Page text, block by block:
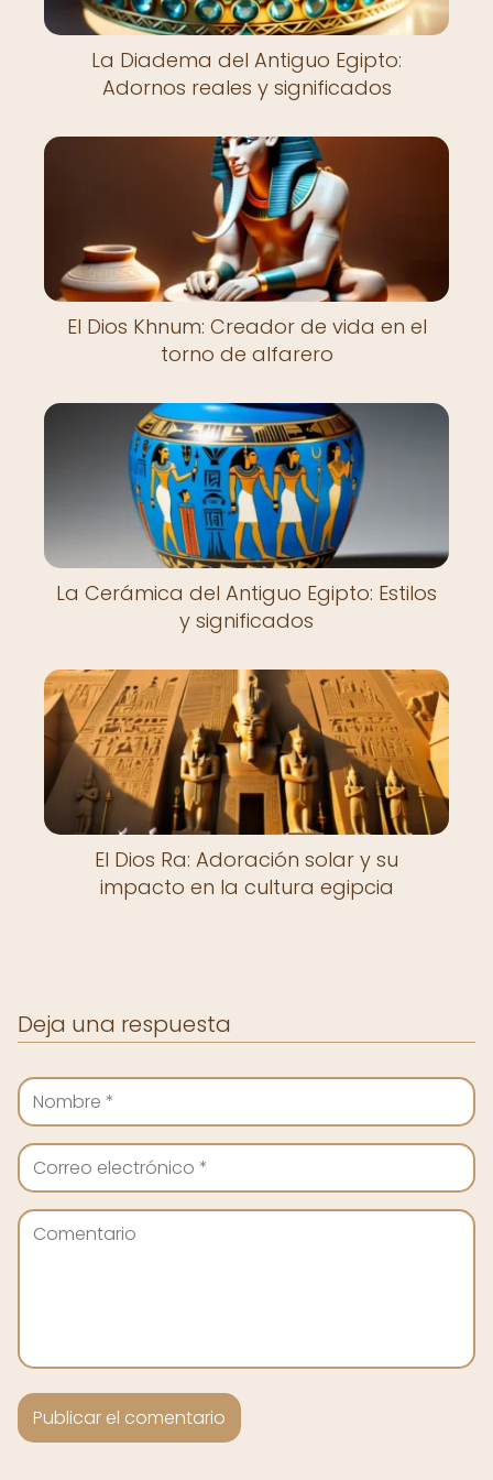
La Diadema del Antiguo Egipto:
Adornos reales y significados
El Dios Khnum: Creador de vida en el
torno de alfarero
La Cerámica del Antiguo Egipto: Estilos
y significados
El Dios Ra: Adoración solar y su
impacto en la cultura egipcia
Deja una respuesta